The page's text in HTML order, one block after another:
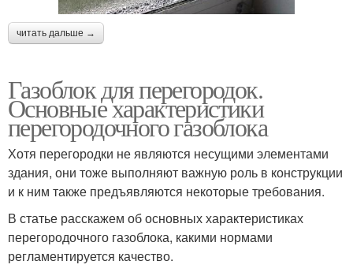
читать дальше →
Газоблок для перегородок.
Основные характеристики
перегородочного газоблока
Хотя перегородки не являются несущими элементами
здания, они тоже выполняют важную роль в конструкции
и к ним также предъявляются некоторые требования.
В статье расскажем об основных характеристиках
перегородочного газоблока, какими нормами
регламентируется качество.